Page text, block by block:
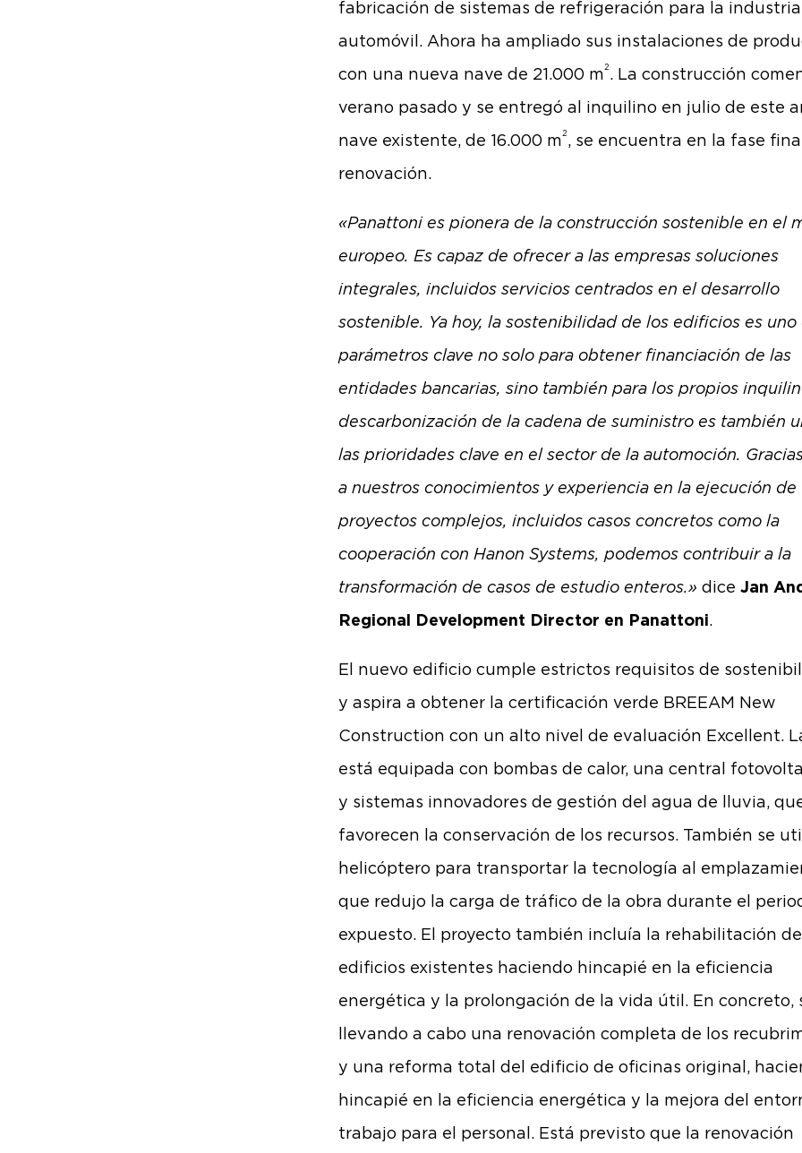
fabricación de sistemas de refrigeración para la
automóvil. Ahora ha ampliado sus instalaciones de
con una nueva nave de 21.000 m 2 . La construcción
verano pasado y se entregó al inquilino en julio de este
nave existente, de 16.000 m 2 , se encuentra en la fase
renovación.
«Panattoni es pionera de la construcción sostenible en el
europeo. Es capaz de ofrecer a las empresas soluciones
integrales, incluidos servicios centrados en el desarrollo
sostenible. Ya hoy, la sostenibilidad de los edificios es uno
parámetros clave no solo para obtener financiación de las
entidades bancarias, sino también para los propios
descarbonización de la cadena de suministro es también
las prioridades clave en el sector de la automoción.
a nuestros conocimientos y experiencia en la ejecución de
proyectos complejos, incluidos casos concretos como la
cooperación con Hanon Systems, podemos contribuir a la
transformación de casos de estudio enteros.» dice Jan
Regional Development Director en Panattoni.
El nuevo edificio cumple estrictos requisitos de
y aspira a obtener la certificación verde BREEAM New
Construction con un alto nivel de evaluación Excellent.
está equipada con bombas de calor, una central
y sistemas innovadores de gestión del agua de lluvia,
favorecen la conservación de los recursos. También se
helicóptero para transportar la tecnología al
que redujo la carga de tráfico de la obra durante el
expuesto. El proyecto también incluía la rehabilitación de
edificios existentes haciendo hincapié en la eficiencia
energética y la prolongación de la vida útil. En concreto,
llevando a cabo una renovación completa de los
y una reforma total del edificio de oficinas original,
hincapié en la eficiencia energética y la mejora del
trabajo para el personal. Está previsto que la renovación